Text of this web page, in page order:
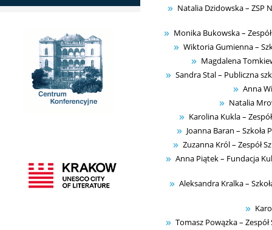
Natalia Dzidowska – ZSP
Monika Bukowska –
Wiktoria Gumienna –
Magdalena
Sandra Stal – Publiczna
Anna
Natalia
Karolina Kukla –
Joanna Baran –
Zuzanna Król – Zespół
Anna Piątek – Fundacja
Aleksandra Kralka –
Tomasz Powązka –